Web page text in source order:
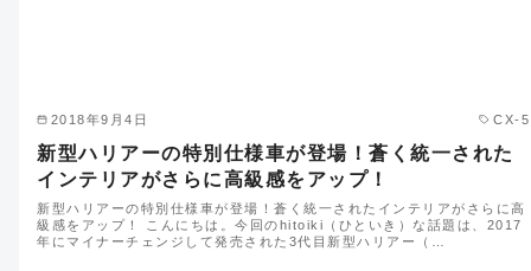
2018年9月4日 CX-5
新型ハリアーの特別仕様車が登場！蒼く統一された
インテリアがさらに高級感をアップ！
新型ハリアーの特別仕様車が登場！蒼く統一されたインテリアがさらに高
級感をアップ！ こんにちは。今回のhitoiki（ひといき）な話題は、2017
年にマイナーチェンジして発売された3代目新型ハリアー（…